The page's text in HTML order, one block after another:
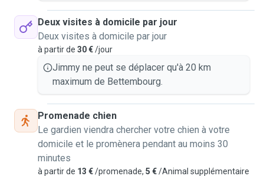
Deux visites à domicile par jour
Deux visites à domicile par jour
à partir de 30 €/jour
Jimmy ne peut se déplacer qu'à 20 km
maximum de Bettembourg.
Promenade chien
Le gardien viendra chercher votre chien à votre
domicile et le promènera pendant au moins 30
minutes
à partir de 13 €/promenade, 5 €/Animal supplémentaire